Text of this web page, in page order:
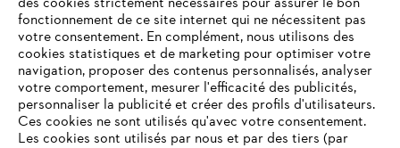
L'Entreprise
fonctionnement de ce site internet qui ne nécessitent pas
votre consentement. En complément, nous utilisons des
cookies statistiques et de marketing pour optimiser votre
navigation, proposer des contenus personnalisés, analyser
votre comportement, mesurer l'efficacité des publicités,
personnaliser la publicité et créer des profils d'utilisateurs.
Ces cookies ne sont utilisés qu'avec votre consentement.
Les cookies sont utilisés par nous et par des tiers (par